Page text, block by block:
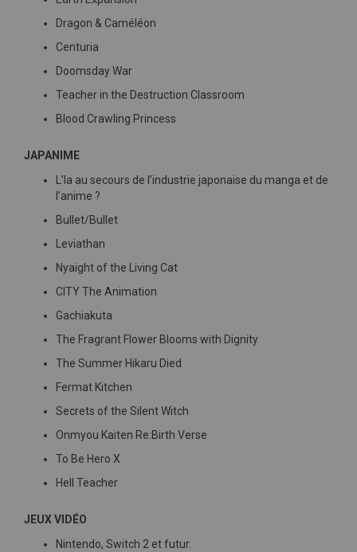
Dragon & Caméléon
Centuria
Doomsday War
Teacher in the Destruction Classroom
Blood Crawling Princess
JAPANIME
L’Ia au secours de l’industrie japonaise du manga et de
l’anime ?
Bullet/Bullet
Leviathan
Nyaight of the Living Cat
CITY The Animation
Gachiakuta
The Fragrant Flower Blooms with Dignity
The Summer Hikaru Died
Fermat Kitchen
Secrets of the Silent Witch
Onmyou Kaiten Re:Birth Verse
To Be Hero X
Hell Teacher
JEUX VIDÉO
Nintendo, Switch 2 et futur.